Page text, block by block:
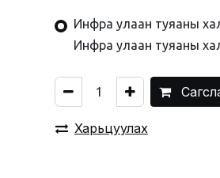
Инфра улаан туяаны
Инфра улаан туяаны
Харьцуулах